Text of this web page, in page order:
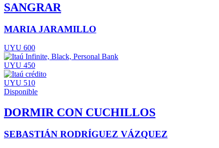
SANGRAR
MARIA JARAMILLO
UYU 600
UYU 450
UYU 510
Disponible
DORMIR CON CUCHILLOS
SEBASTIÁN RODRÍGUEZ VÁZQUEZ